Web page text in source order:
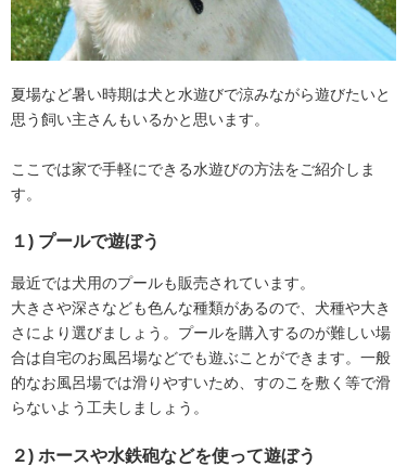
夏場など暑い時期は犬と水遊びで涼みながら遊びたいと
思う飼い主さんもいるかと思います。
ここでは家で手軽にできる水遊びの方法をご紹介しま
す。
１) プールで遊ぼう
最近では犬用のプールも販売されています。
大きさや深さなども色んな種類があるので、犬種や大き
さにより選びましょう。プールを購入するのが難しい場
合は自宅のお風呂場などでも遊ぶことができます。一般
的なお風呂場では滑りやすいため、すのこを敷く等で滑
らないよう工夫しましょう。
２) ホースや水鉄砲などを使って遊ぼう